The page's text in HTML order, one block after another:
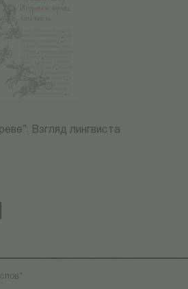
Взгляд лингвиста